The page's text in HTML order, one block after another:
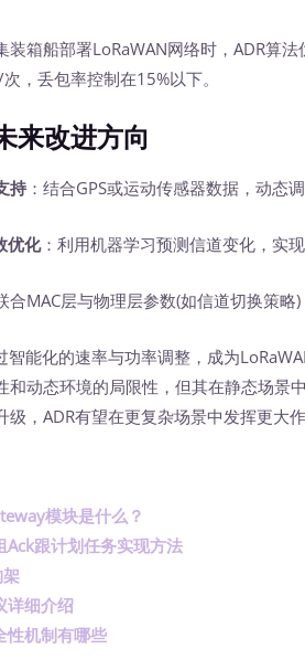
装箱船部署LoRaWAN网络时，ADR算
，丢包率控制在15%以下。
来改进方向
持：结合GPS或运动传感器数据，动态调
优化：利用机器学习预测信道变化，实现
合MAC层与物理层参数(如信道切换策略)
能化的速率与功率调整，成为
和动态环境的局限性，但其在静态场景
，ADR有望在更复杂场景中发挥更大作
模块是什么？
Ack跟计划任务实现方法
架
详细介绍
性机制有哪些